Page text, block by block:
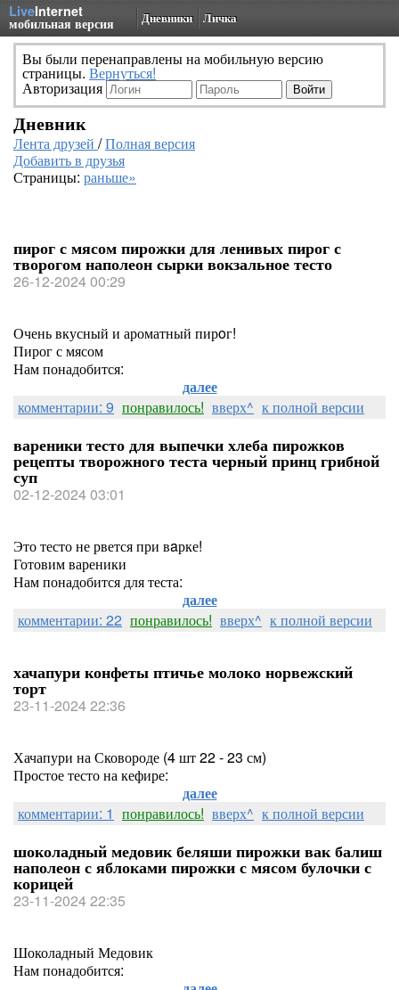
LiveInternet
мобильная версия Дневники Личка
Вы были перенаправлены на мобильную версию
страницы. Вернуться!
Авторизация
Дневник
Лента друзей /Полная версия
Добавить в друзья
Страницы: раньше»
пирог с мясом пирожки для ленивых пирог с
творогом наполеон сырки вокзальное тесто
26-12-2024 00:29
Очень вкусный и ароматный пирoг!
Пирог с мясом
Нам понадобится:
далее
комментарии: 9 понравилось! вверх^ к полной версии
вареники тесто для выпечки хлеба пирожков
рецепты творожного теста черный принц грибной
суп
02-12-2024 03:01
Это тесто не рвется при вaрке!
Готовим вареники
Нам понадобится для теста:
далее
комментарии: 22 понравилось! вверх^ к полной версии
хачапури конфеты птичье молоко норвежский
торт
23-11-2024 22:36
Хачапури на Сковороде (4 шт 22 - 23 см)
Простое тесто на кефире:
далее
комментарии: 1 понравилось! вверх^ к полной версии
шоколадный медовик беляши пирожки вак балиш
наполеон с яблоками пирожки с мясом булочки с
корицей
23-11-2024 22:35
Шоколадный Медовик
Нам понадобится: